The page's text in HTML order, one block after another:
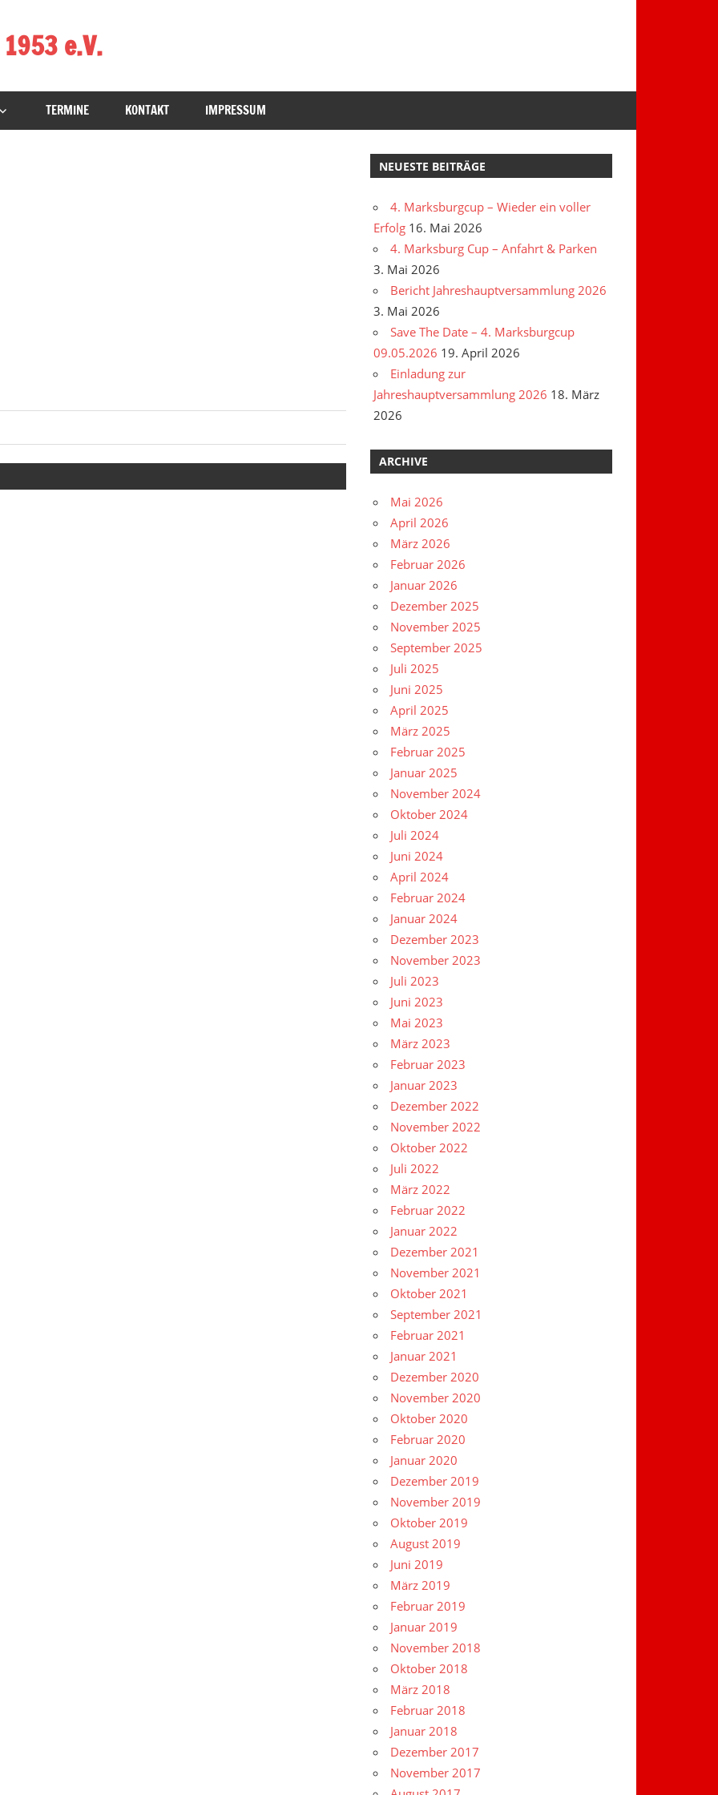
e.V.
TERMINE KONTAKT IMPRESSUM
NEUESTE BEITRÄGE
4. Marksburgcup – Wieder ein voller
Erfolg 16. Mai 2026
4. Marksburg Cup – Anfahrt & Parken
3. Mai 2026
Bericht Jahreshauptversammlung 2026
3. Mai 2026
Save The Date – 4. Marksburgcup
09.05.2026 19. April 2026
Einladung zur
Jahreshauptversammlung 2026 18. März
2026
ARCHIVE
Mai 2026
April 2026
März 2026
Februar 2026
Januar 2026
Dezember 2025
November 2025
September 2025
Juli 2025
Juni 2025
April 2025
März 2025
Februar 2025
Januar 2025
November 2024
Oktober 2024
Juli 2024
Juni 2024
April 2024
Februar 2024
Januar 2024
Dezember 2023
November 2023
Juli 2023
Juni 2023
Mai 2023
März 2023
Februar 2023
Januar 2023
Dezember 2022
November 2022
Oktober 2022
Juli 2022
März 2022
Februar 2022
Januar 2022
Dezember 2021
November 2021
Oktober 2021
September 2021
Februar 2021
Januar 2021
Dezember 2020
November 2020
Oktober 2020
Februar 2020
Januar 2020
Dezember 2019
November 2019
Oktober 2019
August 2019
Juni 2019
März 2019
Februar 2019
Januar 2019
November 2018
Oktober 2018
März 2018
Februar 2018
Januar 2018
Dezember 2017
November 2017